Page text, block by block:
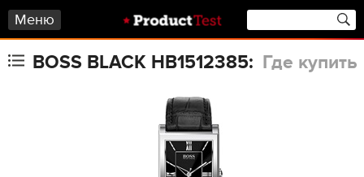
Меню
BOSS BLACK HB1512385: Где купить